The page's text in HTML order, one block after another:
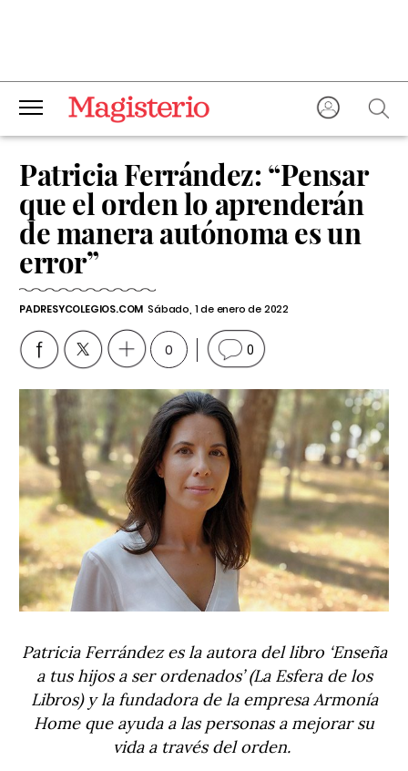
Patricia Ferrández: “Pensar
que el orden lo aprenderán
de manera autónoma es un
error”
PADRESYCOLEGIOS.COM Sábado, 1 de enero de 2022
0 0
Patricia Ferrández es la autora del libro ‘Enseña
a tus hijos a ser ordenados’ (La Esfera de los
Libros) y la fundadora de la empresa Armonía
Home que ayuda a las personas a mejorar su
vida a través del orden.